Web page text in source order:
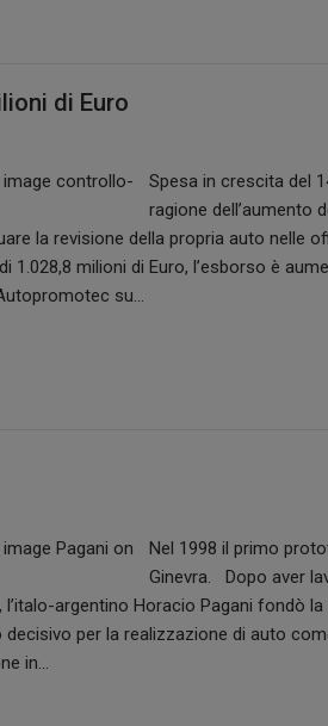
di Euro
Spesa in crescita del
ragione dell’aumento
la revisione della propria auto nelle
milioni di Euro, l’esborso è
su…
Nel 1998 il primo
Ginevra. Dopo aver
argentino Horacio Pagani fondò
per la realizzazione di auto
in…